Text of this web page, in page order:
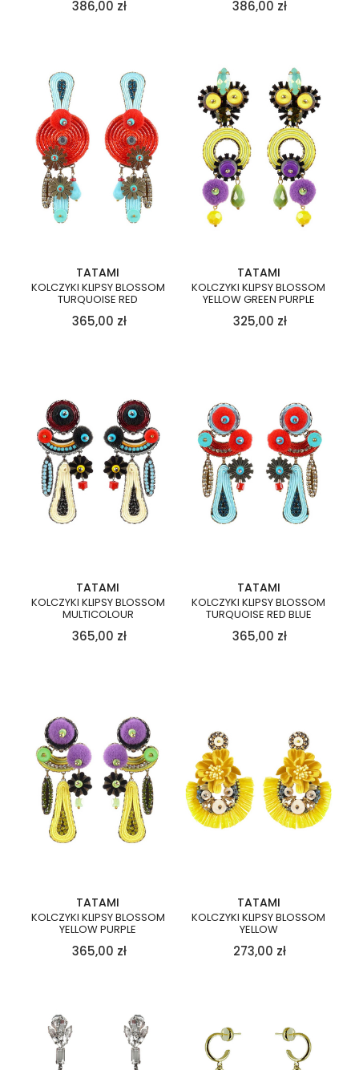
386,00 zł 386,00 zł
TATAMI
KOLCZYKI KLIPSY BLOSSOM
TURQUOISE RED
365,00 zł
TATAMI
KOLCZYKI KLIPSY BLOSSOM
YELLOW GREEN PURPLE
325,00 zł
TATAMI
KOLCZYKI KLIPSY BLOSSOM
MULTICOLOUR
365,00 zł
TATAMI
KOLCZYKI KLIPSY BLOSSOM
TURQUOISE RED BLUE
365,00 zł
TATAMI
KOLCZYKI KLIPSY BLOSSOM
YELLOW PURPLE
365,00 zł
TATAMI
KOLCZYKI KLIPSY BLOSSOM
YELLOW
273,00 zł